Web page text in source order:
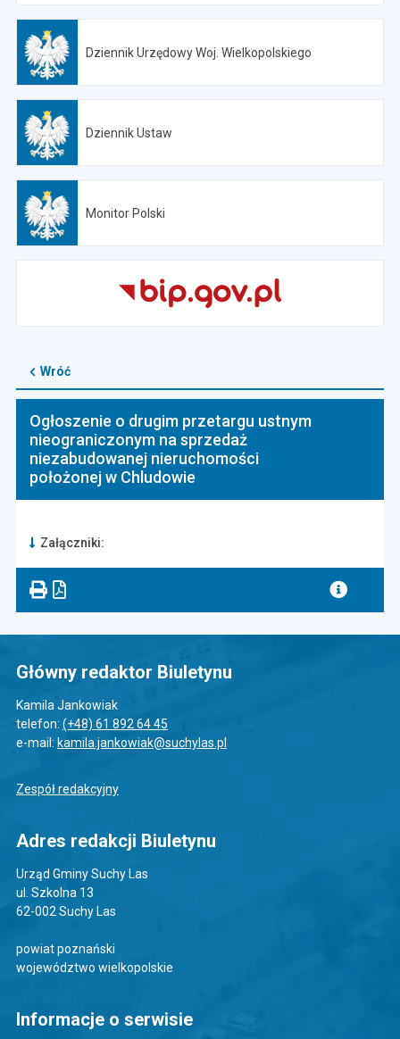
Dziennik Urzędowy Woj. Wielkopolskiego
Dziennik Ustaw
Monitor Polski
Wróć
Ogłoszenie o drugim przetargu ustnym
nieograniczonym na sprzedaż
niezabudowanej nieruchomości
położonej w Chludowie
Załączniki:
Główny redaktor Biuletynu
Kamila Jankowiak
telefon: (+48) 61 892 64 45
e-mail: kamila.jankowiak@suchylas.pl
Zespół redakcyjny
Adres redakcji Biuletynu
Urząd Gminy Suchy Las
ul. Szkolna 13
62-002 Suchy Las
powiat poznański
województwo wielkopolskie
Informacje o serwisie